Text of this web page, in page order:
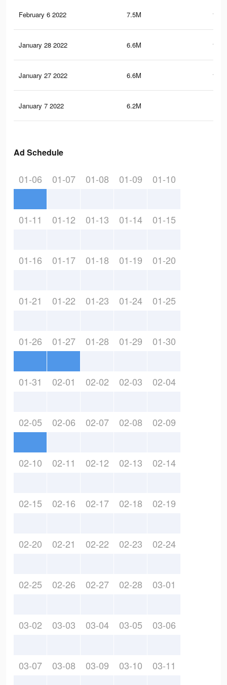
February 6 2022 7.5M
January 28 2022 6.6M
January 27 2022 6.6M
January 7 2022 6.2M
Ad Schedule
01-06 01-07 01-08 01-09 01-10
01-11 01-12 01-13 01-14 01-15
01-16 01-17 01-18 01-19 01-20
01-21 01-22 01-23 01-24 01-25
01-26 01-27 01-28 01-29 01-30
01-31 02-01 02-02 02-03 02-04
02-05 02-06 02-07 02-08 02-09
02-10 02-11 02-12 02-13 02-14
02-15 02-16 02-17 02-18 02-19
02-20 02-21 02-22 02-23 02-24
02-25 02-26 02-27 02-28 03-01
03-02 03-03 03-04 03-05 03-06
03-07 03-08 03-09 03-10 03-11